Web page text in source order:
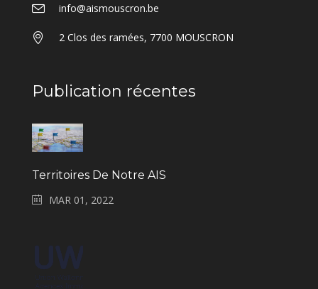
info@aismouscron.be
2 Clos des ramées, 7700 MOUSCRON
Publication récentes
Territoires De Notre AIS
MAR 01, 2022